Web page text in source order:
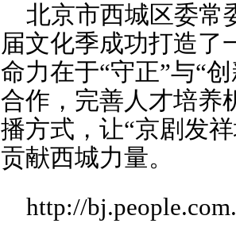
北京市西城区委常
届文化季成功打造了
命力在于“守正”与“
合作，完善人才培养
播方式，让“京剧发
贡献西城力量。
http://